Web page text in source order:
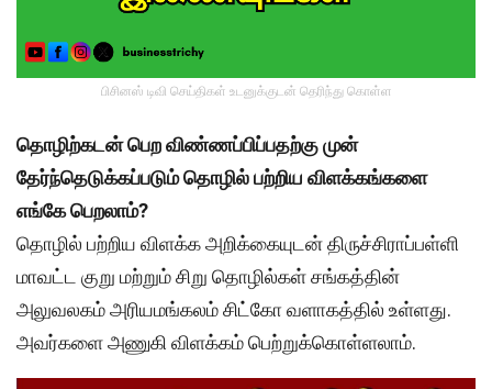
பிசினஸ் டிவி செய்திகள் உடனுக்குடன் தெரிந்து கொள்ள
தொழிற்கடன் பெற விண்ணப்பிப்பதற்கு முன்
தேர்ந்தெடுக்கப்படும் தொழில் பற்றிய விளக்கங்களை
எங்கே பெறலாம்?
தொழில் பற்றிய விளக்க அறிக்கையுடன் திருச்சிராப்பள்ளி
மாவட்ட குறு மற்றும் சிறு தொழில்கள் சங்கத்தின்
அலுவலகம் அரியமங்கலம் சிட்கோ வளாகத்தில் உள்ளது.
அவர்களை அணுகி விளக்கம் பெற்றுக்கொள்ளலாம்.